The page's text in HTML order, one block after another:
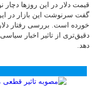
قیمت دلار در این روزها دچار
گفت سرنوشت این بازار در
خورده است. بررسی رفتار
دقیق‌تری از تاثیر اخبار
دهد.